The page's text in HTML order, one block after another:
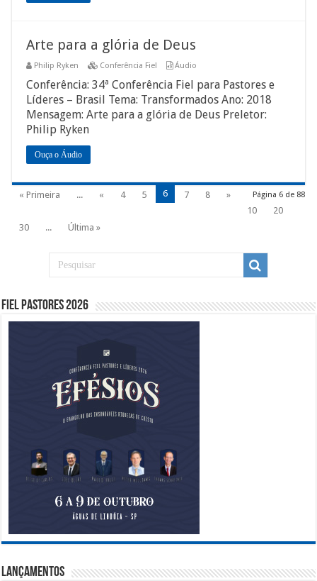
Arte para a glória de Deus
Philip Ryken Conferência Fiel Áudio
Conferência: 34ª Conferência Fiel para Pastores e
Líderes – Brasil Tema: Transformados Ano: 2018
Mensagem: Arte para a glória de Deus Preletor:
Philip Ryken
Ouça o Áudio
Página 6 de 88
« Primeira ... « 4 5 6 7 8
»
10
20
30
... Última »
Fiel Pastores 2026
Lançamentos